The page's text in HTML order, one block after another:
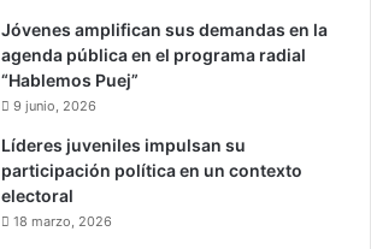
Jóvenes amplifican sus demandas en la
agenda pública en el programa radial
“Hablemos Puej”
9 junio, 2026
Líderes juveniles impulsan su
participación política en un contexto
electoral
18 marzo, 2026